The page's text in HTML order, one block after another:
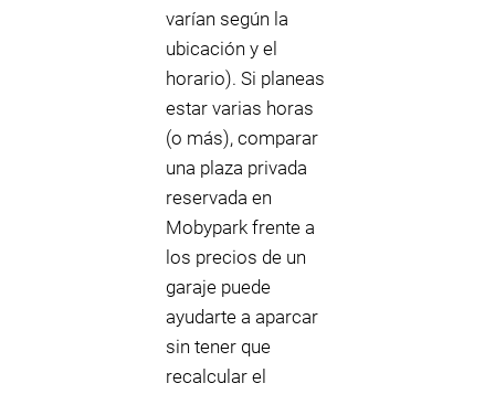
varían según la
ubicación y el
horario). Si planeas
estar varias horas
(o más), comparar
una plaza privada
reservada en
Mobypark frente a
los precios de un
garaje puede
ayudarte a aparcar
sin tener que
recalcular el